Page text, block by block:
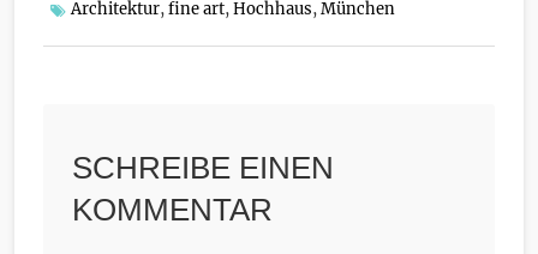
Architektur,fine art,Hochhaus,München
SCHREIBE EINEN
KOMMENTAR